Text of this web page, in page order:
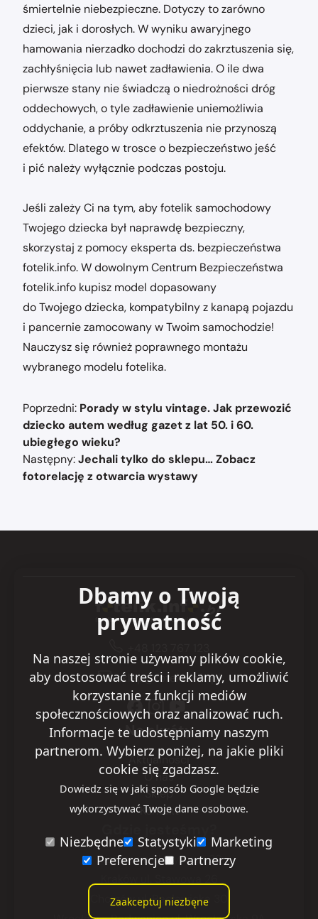
śmiertelnie niebezpieczne. Dotyczy to zarówno
dzieci, jak i dorosłych. W wyniku awaryjnego
hamowania nierzadko dochodzi do zakrztuszenia się,
zachłyśnięcia lub nawet zadławienia. O ile dwa
pierwsze stany nie świadczą o niedrożności dróg
oddechowych, o tyle zadławienie uniemożliwia
oddychanie, a próby odkrztuszenia nie przynoszą
efektów. Dlatego w trosce o bezpieczeństwo jeść
i pić należy wyłącznie podczas postoju.
Jeśli zależy Ci na tym, aby fotelik samochodowy
Twojego dziecka był naprawdę bezpieczny,
skorzystaj z pomocy eksperta ds. bezpieczeństwa
fotelik.info. W dowolnym Centrum Bezpieczeństwa
fotelik.info kupisz model dopasowany
do Twojego dziecka, kompatybilny z kanapą pojazdu
i pancernie zamocowany w Twoim samochodzie!
Nauczysz się również poprawnego montażu
wybranego modelu fotelika.
Nawigacja
wpisu
Poprzedni: Porady w stylu vintage. Jak przewozić
dziecko autem według gazet z lat 50. i 60.
ubiegłego wieku?
Następny:Jechali tylko do sklepu… Zobacz
fotorelację z otwarcia wystawy
sklep@fotelik.info.pl
Na skróty
Aktualności
O nas
Sklep
Kontakt
Warszawaul. Ryżowa 29
Chorzówul. Racławicka 30
Dbamy o Twoją
prywatność
Na naszej stronie używamy plików cookie,
aby dostosować treści i reklamy, umożliwić
korzystanie z funkcji mediów
społecznościowych oraz analizować ruch.
Informacje te udostępniamy naszym
partnerom. Wybierz poniżej, na jakie pliki
cookie się zgadzasz.
Dowiedz się w jaki sposób Google będzie
wykorzystywać Twoje dane osobowe.
Niezbędne Statystyki
Marketing
Preferencje
Partnerzy
Zaakceptuj niezbęne